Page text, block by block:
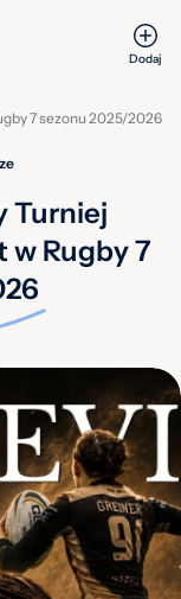
Dodaj
7 sezonu 2025/2026
Turniej
w Rugby 7